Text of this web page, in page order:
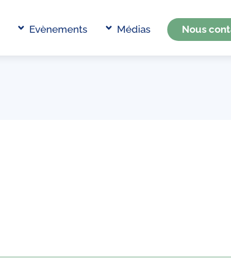
Evènements Médias Nous
To